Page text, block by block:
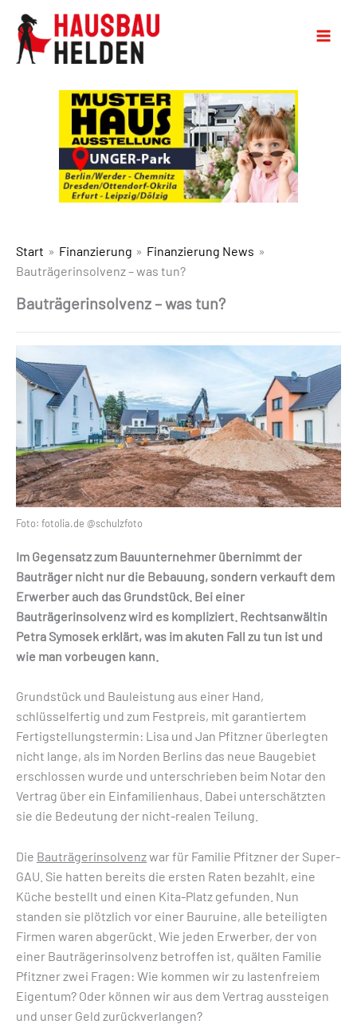
Start Finanzierung
Finanzierung News
Bauträgerinsolvenz – was tun?
Bauträgerinsolvenz – was tun?
Foto: fotolia.de @schulzfoto
Im Gegensatz zum Bauunternehmer übernimmt der
Bauträger nicht nur die Bebauung, sondern verkauft dem
Erwerber auch das Grundstück. Bei einer
Bauträgerinsolvenz wird es kompliziert. Rechtsanwältin
Petra Symosek erklärt, was im akuten Fall zu tun ist und
wie man vorbeugen kann.
Grundstück und Bauleistung aus einer Hand,
schlüsselfertig und zum Festpreis, mit garantiertem
Fertigstellungstermin: Lisa und Jan Pfitzner überlegten
nicht lange, als im Norden Berlins das neue Baugebiet
erschlossen wurde und unterschrieben beim Notar den
Vertrag über ein Einfamilienhaus. Dabei unterschätzten
sie die Bedeutung der nicht-realen Teilung.
Die Bauträgerinsolvenzwar für Familie Pfitzner der Super-
GAU. Sie hatten bereits die ersten Raten bezahlt, eine
Küche bestellt und einen Kita-Platz gefunden. Nun
standen sie plötzlich vor einer Bauruine, alle beteiligten
Firmen waren abgerückt. Wie jeden Erwerber, der von
einer Bauträgerinsolvenz betroffen ist, quälten Familie
Pfitzner zwei Fragen: Wie kommen wir zu lastenfreiem
Eigentum? Oder können wir aus dem Vertrag aussteigen
und unser Geld zurückverlangen?